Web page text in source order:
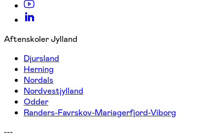
Aftenskoler Jylland
Djursland
Herning
Nordals
Nordvestjylland
Odder
Randers-Favrskov-Mariagerfjord-Viborg
---